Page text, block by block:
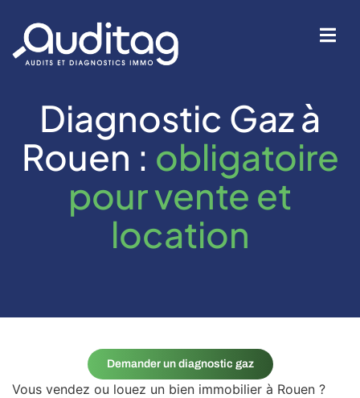
Diagnostic Gaz à
Rouen : obligatoire
pour vente et
location
Demander un diagnostic gaz
Vous vendez ou louez un bien immobilier à Rouen ?